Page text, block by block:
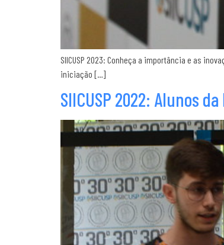
SIICUSP 2023: Conheça a importância e as
iniciação […]
SIICUSP 2022: Alunos